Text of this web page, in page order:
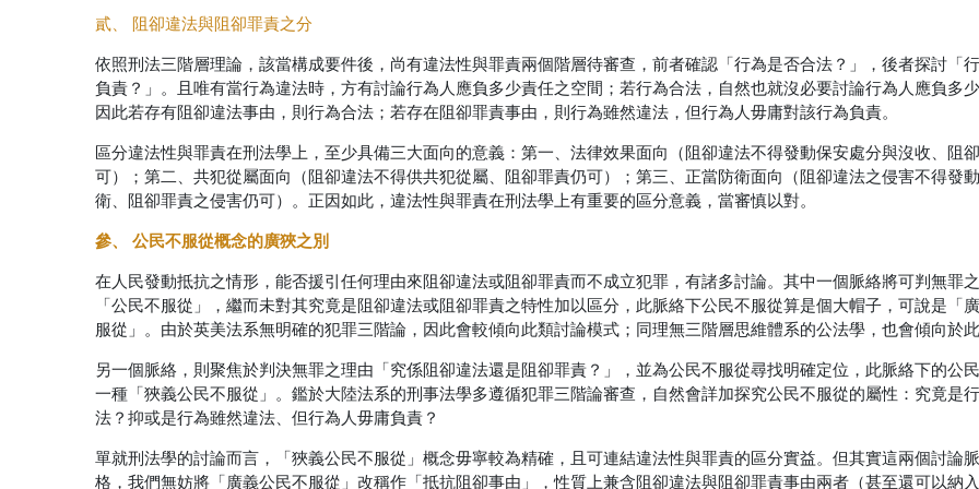
貳、 阻卻違法與阻卻罪責之分
依照刑法三階層理論，該當構成要件後，尚有違法性與罪責兩個階層待審查，前者確認「行為是否合法？」，後者探討「
負責？」。且唯有當行為違法時，方有討論行為人應負多少責任之空間；若行為合法，自然也就沒必要討論行為人應負多
因此若存有阻卻違法事由，則行為合法；若存在阻卻罪責事由，則行為雖然違法，但行為人毋庸對該行為負責。
區分違法性與罪責在刑法學上，至少具備三大面向的意義：第一、法律效果面向（阻卻違法不得發動保安處分與沒收、阻
可）；第二、共犯從屬面向（阻卻違法不得供共犯從屬、阻卻罪責仍可）；第三、正當防衛面向（阻卻違法之侵害不得發
衛、阻卻罪責之侵害仍可）。正因如此，違法性與罪責在刑法學上有重要的區分意義，當審慎以對。
參、 公民不服從概念的廣狹之別
在人民發動抵抗之情形，能否援引任何理由來阻卻違法或阻卻罪責而不成立犯罪，有諸多討論。其中一個脈絡將可判無罪
「公民不服從」，繼而未對其究竟是阻卻違法或阻卻罪責之特性加以區分，此脈絡下公民不服從算是個大帽子，可說是「
服從」。由於英美法系無明確的犯罪三階論，因此會較傾向此類討論模式；同理無三階層思維體系的公法學，也會傾向於
另一個脈絡，則聚焦於判決無罪之理由「究係阻卻違法還是阻卻罪責？」，並為公民不服從尋找明確定位，此脈絡下的公
一種「狹義公民不服從」。鑑於大陸法系的刑事法學多遵循犯罪三階論審查，自然會詳加探究公民不服從的屬性：究竟是
法？抑或是行為雖然違法、但行為人毋庸負責？
單就刑法學的討論而言，「狹義公民不服從」概念毋寧較為精確，且可連結違法性與罪責的區分實益。但其實這兩個討論
格，我們無妨將「廣義公民不服從」改稱作「抵抗阻卻事由」，性質上兼含阻卻違法與阻卻罪責事由兩者（甚至還可以納